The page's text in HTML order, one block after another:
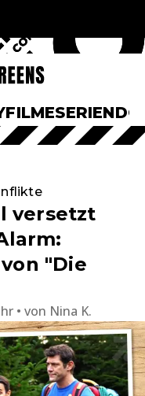
FILMESERIEN
versetzt
"Die
von Nina K.